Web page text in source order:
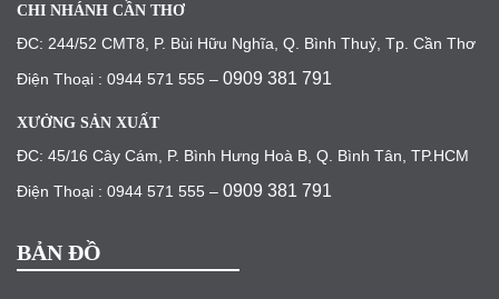
CHI NHÁNH CẦN THƠ
ĐC: 244/52 CMT8, P. Bùi Hữu Nghĩa, Q. Bình Thuỷ, Tp. Cần Thơ
Điện Thoại : 0944 571 555 – 0909 381 791
XƯỞNG SẢN XUẤT
ĐC: 45/16 Cây Cám, P. Bình Hưng Hoà B, Q. Bình Tân, TP.HCM
Điện Thoại : 0944 571 555 – 0909 381 791
BẢN ĐỒ